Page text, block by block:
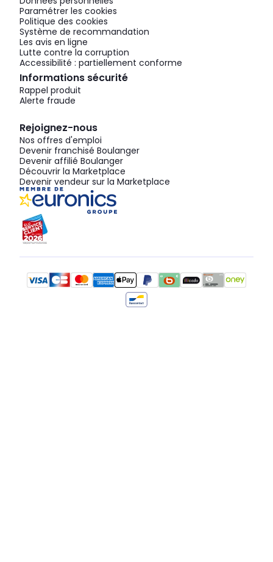
Paramétrer les cookies
Politique des cookies
Système de recommandation
Les avis en ligne
Lutte contre la corruption
Accessibilité : partiellement conforme
Informations sécurité
Rappel produit
Alerte fraude
Rejoignez-nous
Nos offres d'emploi
Devenir franchisé Boulanger
Devenir affilié Boulanger
Découvrir la Marketplace
Devenir vendeur sur la Marketplace